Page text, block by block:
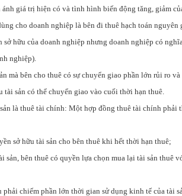
ánh giá trị hiện có và tình hình biến động tăng, giảm
cho doanh nghiệp là bên đi thuê hạch toán
hữu của doanh nghiệp nhưng doanh nghiệp có
nghiệp).
mà bên cho thuê có sự chuyển giao phần lớn rủi ro
tài sản có thể chuyển giao vào cuối thời hạn thuê.
là thuê tài chính: Một hợp đồng thuê tài chính phải
sở hữu tài sản cho bên thuê khi hết thời hạn thuê;
sản, bên thuê có quyền lựa chọn mua lại tài sản thuê
chiếm phần lớn thời gian sử dụng kinh tế của tài